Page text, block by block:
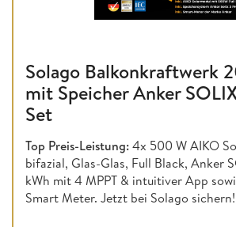
Solago Balkonkraftwerk
mit Speicher Anker
Set
Top Preis-Leistung:4x 500 W AIKO
bifazial, Glas-Glas, Full Black, Anker
kWh mit 4 MPPT & intuitiver App
Smart Meter. Jetzt bei Solago sichern!